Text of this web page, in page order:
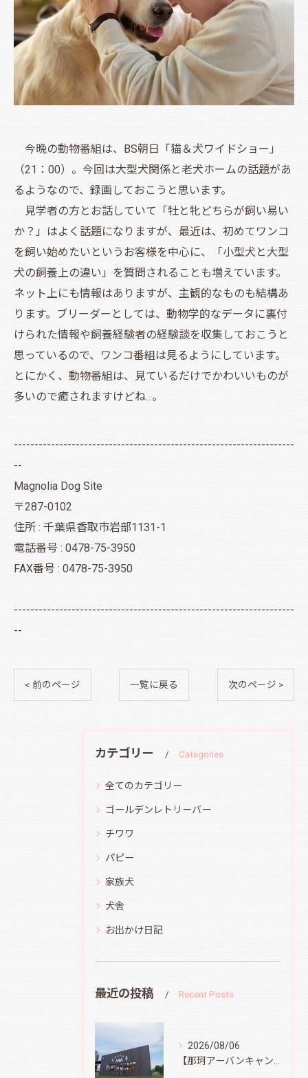
今晩の動物番組は、BS朝日「猫＆犬ワイドショー」
（21：00）。今回は大型犬関係と老犬ホームの話題があ
るようなので、録画しておこうと思います。
見学者の方とお話していて「牡と牝どちらが飼い易い
か？」はよく話題になりますが、最近は、初めてワンコ
を飼い始めたいというお客様を中心に、「小型犬と大型
犬の飼養上の違い」を質問されることも増えています。
ネット上にも情報はありますが、主観的なものも結構あ
ります。ブリーダーとしては、動物学的なデータに裏付
けられた情報や飼養経験者の経験談を収集しておこうと
思っているので、ワンコ番組は見るようにしています。
とにかく、動物番組は、見ているだけでかわいいものが
多いので癒されますけどね...。
--------------------------------------------------------------------
--
Magnolia Dog Site
〒287-0102
住所 : 千葉県香取市岩部1131-1
電話番号 : 0478-75-3950
FAX番号 : 0478-75-3950
--------------------------------------------------------------------
--
< 前のページ 一覧に戻る 次のページ >
カテゴリー Categories
全てのカテゴリー
ゴールデンレトリーバー
チワワ
パピー
家族犬
犬舎
お出かけ日記
最近の投稿 Recent Posts
2026/08/06
【那珂アーバンキャンプフィールド】